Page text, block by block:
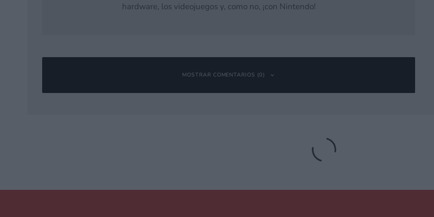
hardware, los videojuegos y, como no, ¡con Nintendo!
MOSTRAR COMENTARIOS (0)